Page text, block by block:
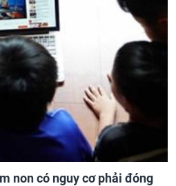
non có nguy cơ phải đóng